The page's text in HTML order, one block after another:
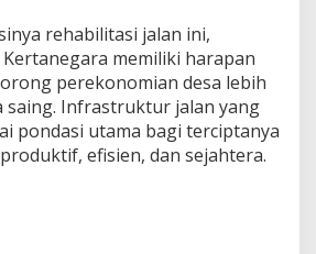
rehabilitasi jalan ini,
memiliki harapan
perekonomian desa lebih
saing. Infrastruktur jalan yang
pondasi utama bagi terciptanya
efisien, dan sejahtera.